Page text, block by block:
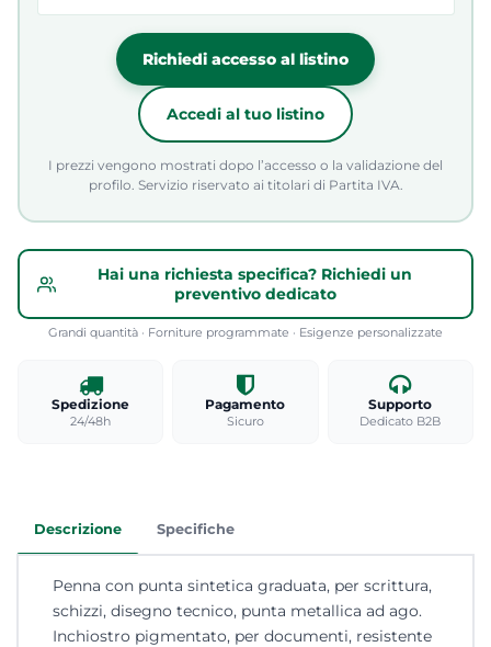
Richiedi accesso al listino
Accedi al tuo listino
I prezzi vengono mostrati dopo l’accesso o la validazione del
profilo. Servizio riservato ai titolari di Partita IVA.
Hai una richiesta specifica? Richiedi un
preventivo dedicato
Grandi quantità · Forniture programmate · Esigenze personalizzate
Spedizione
24/48h
Pagamento
Sicuro
Supporto
Dedicato B2B
Descrizione Specifiche
Penna con punta sintetica graduata, per scrittura,
schizzi, disegno tecnico, punta metallica ad ago.
Inchiostro pigmentato, per documenti, resistente